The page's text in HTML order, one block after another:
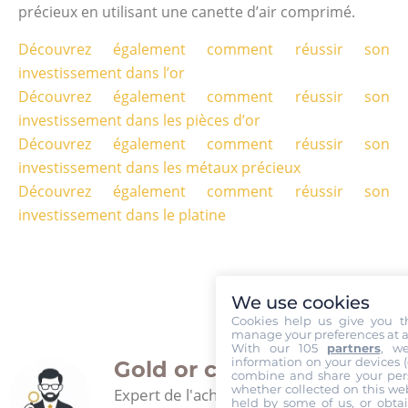
précieux en utilisant une canette d’air comprimé.
Découvrez également comment réussir son
investissement dans l’or
Découvrez également comment réussir son
investissement dans les pièces d’or
Découvrez également comment réussir son
investissement dans les métaux précieux
Découvrez également comment réussir son
investissement dans le platine
Gold or cash
Expert de l'achat d'or depuis plus de 30
We use cookies
Cookies help us give you
manage your preferences at
With our 105 partners,
information on your devices
combine and share your
whether collected on this
held by some of us, or